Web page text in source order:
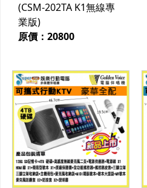
(CSM-202TA K1無線專
業版)
原價：20800